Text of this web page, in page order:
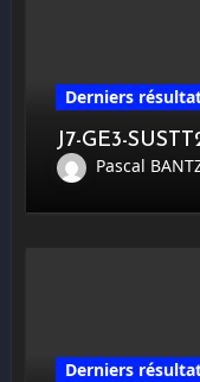
Derniers
J7-GE3-
Pascal
Derniers